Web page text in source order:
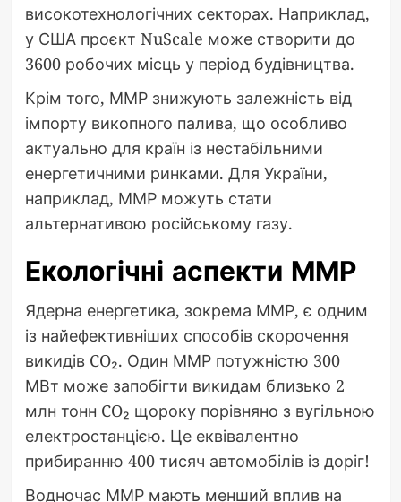
високотехнологічних секторах. Наприклад,
у США проєкт NuScale може створити до
3600 робочих місць у період будівництва.
Крім того, ММР знижують залежність від
імпорту викопного палива, що особливо
актуально для країн із нестабільними
енергетичними ринками. Для України,
наприклад, ММР можуть стати
альтернативою російському газу.
Екологічні аспекти ММР
Ядерна енергетика, зокрема ММР, є одним
із найефективніших способів скорочення
викидів CO₂. Один ММР потужністю 300
МВт може запобігти викидам близько 2
млн тонн CO₂ щороку порівняно з вугільною
електростанцією. Це еквівалентно
прибиранню 400 тисяч автомобілів із доріг!
Водночас ММР мають менший вплив на